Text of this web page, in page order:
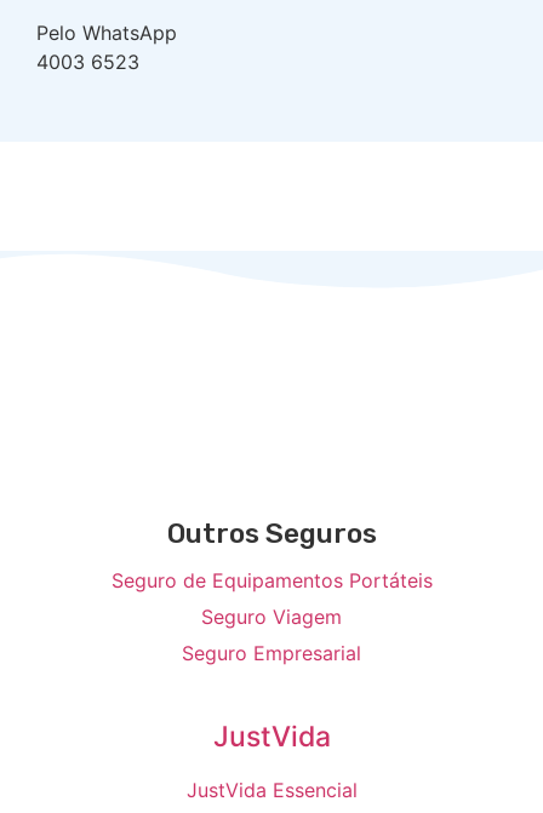
Pelo WhatsApp
4003 6523
Outros Seguros
Seguro de Equipamentos Portáteis
Seguro Viagem
Seguro Empresarial
JustVida
JustVida Essencial